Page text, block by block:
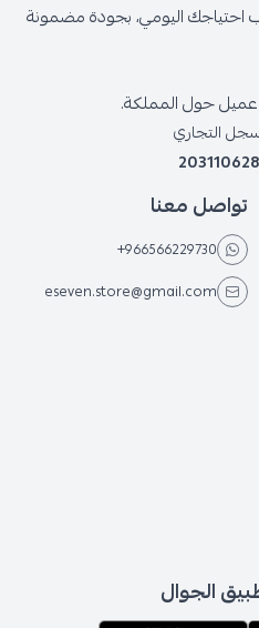
احتياجك اليومي، بجودة مضمونة
التجاري
تواصل معنا
+966566229730
eseven.store@gmail.com
الجوال